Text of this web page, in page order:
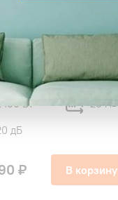
08HN8_V4 Eco
Вт 23 м2
дБ
₽ В корзину